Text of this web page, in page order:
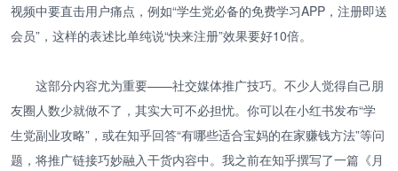
视频中要直击用户痛点，例如“学生党必备的免费学习APP，注册即送
会员”，这样的表述比单纯说“快来注册”效果要好10倍。
这部分内容尤为重要——社交媒体推广技巧。不少人觉得自己朋
友圈人数少就做不了，其实大可不必担忧。你可以在小红书发布“学
生党副业攻略”，或在知乎回答“有哪些适合宝妈的在家赚钱方法”等问
题，将推广链接巧妙融入干货内容中。我之前在知乎撰写了一篇《月